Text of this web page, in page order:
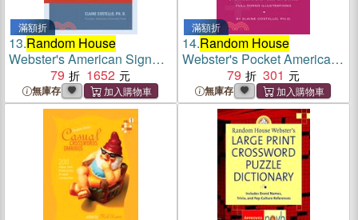
滿額折
13.Random House
Webster's American Sign
Language Dictionary
79 1652
無庫存
滿額折
14.Random House
Webster's Pocket American
Sign Language Dictionary
79 301
無庫存